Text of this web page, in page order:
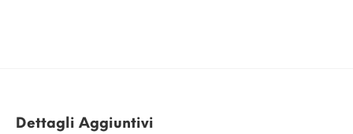
Dettagli Aggiuntivi